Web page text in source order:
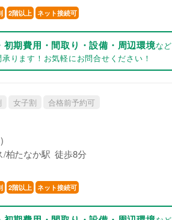
2階以上 ネット接続可
初期費用・間取り・設備・周辺環境など
承ります！お気軽にお問合せください！
女子割 合格前予約可
/柏たなか駅 徒歩8分
2階以上 ネット接続可